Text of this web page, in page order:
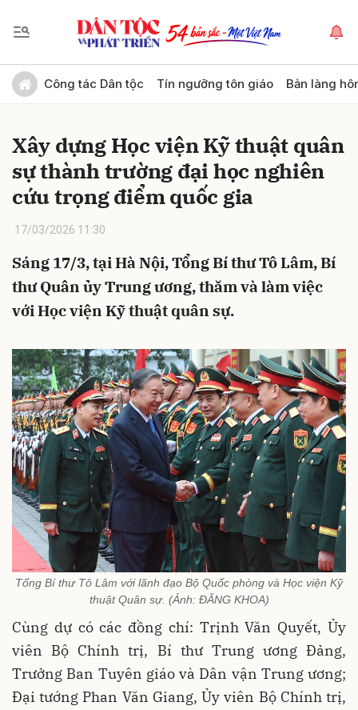
Công tác Dân tộc Tín ngưỡng tôn giáo Bản làng
Xây dựng Học viện Kỹ thuật quân
sự thành trường đại học nghiên
cứu trọng điểm quốc gia
17/03/2026 11:30
Sáng 17/3, tại Hà Nội, Tổng Bí thư Tô Lâm, Bí
thư Quân ủy Trung ương, thăm và làm việc
với Học viện Kỹ thuật quân sự.
Tổng Bí thư Tô Lâm với lãnh đạo Bộ Quốc phòng và Học viện Kỹ
thuật Quân sự. (Ảnh: ĐĂNG KHOA)
Cùng dự có các đồng chí: Trịnh Văn Quyết, Ủy
viên Bộ Chính trị, Bí thư Trung ương Đảng,
Trưởng Ban Tuyên giáo và Dân vận Trung ương;
Đại tướng Phan Văn Giang, Ủy viên Bộ Chính trị,
Gửi bình luận